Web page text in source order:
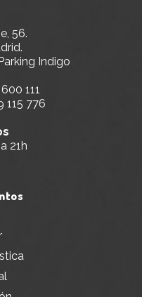
56.
Indigo
111
115 776
21h